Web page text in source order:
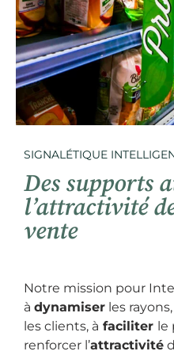
SIGNALÉTIQUE
Des supports
l’attractivité
vente
Notre mission pour
à dynamiser les rayons,
les clients, à faciliter le
renforcer l’attractivité